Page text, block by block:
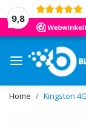
9,8
Home Kingston